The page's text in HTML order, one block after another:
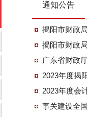
通知公告
揭阳市财政
揭阳市财政
广东省财政
2023年度揭
2023年度会
事关建设全